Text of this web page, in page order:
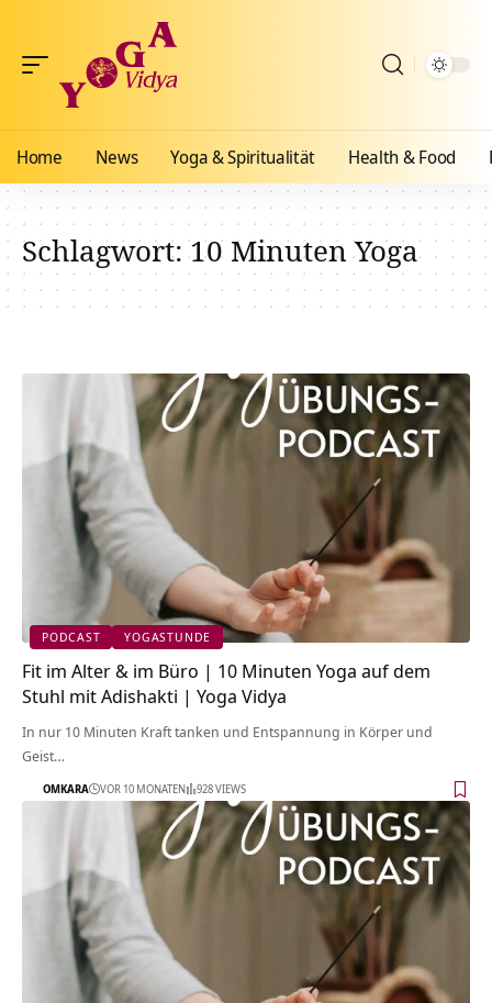
Home News Yoga & Spiritualität Health & Food
Schlagwort:10 Minuten Yoga
PODCAST YOGASTUNDE
Fit im Alter & im Büro | 10 Minuten Yoga auf dem
Stuhl mit Adishakti | Yoga Vidya
In nur 10 Minuten Kraft tanken und Entspannung in Körper und
Geist…
OMKARA VOR 10 MONATEN 928 VIEWS